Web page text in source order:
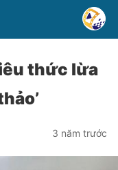
thức lừa
3 năm trước